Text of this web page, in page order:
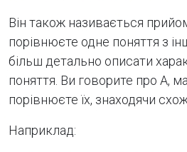
Він також називається
порівнюєте одне поняття з
більш детально описати
поняття. Ви говорите про А,
порівнюєте їх, знаходячи
Наприклад: